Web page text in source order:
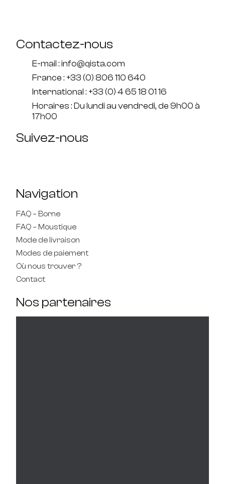
Contactez-nous
E-mail : info@qista.com
France : +33 (0) 806 110 640
International : +33 (0) 4 65 18 01 16
Horaires : Du lundi au vendredi, de 9h00 à
17h00
Suivez-nous
Navigation
FAQ – Borne
FAQ – Moustique
Mode de livraison
Modes de paiement
Où nous trouver ?
Contact
Nos partenaires